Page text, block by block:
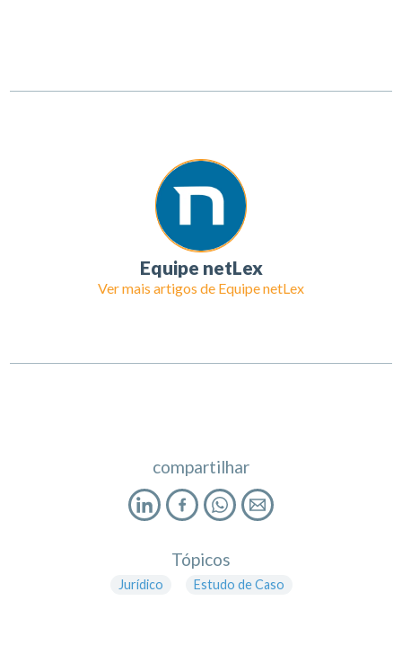
Equipe netLex
Ver mais artigos de Equipe netLex
Tópicos
Jurídico Estudo de Caso
compartilhar